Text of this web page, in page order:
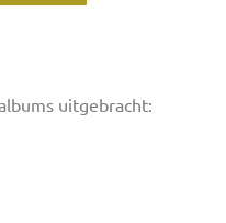
uitgebracht: